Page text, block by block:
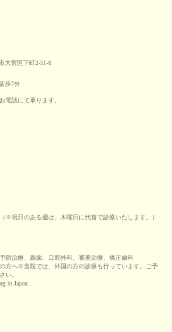
大宮区下町2-51-8
歩7分
電話にて承ります。
祝日のある週は、木曜日に代替で診療いたします。）
防治療、義歯、口腔外科、審美治療、矯正歯科
方へ※当院では、外国の方の診療も行っています。ご予
い。
in Japan.